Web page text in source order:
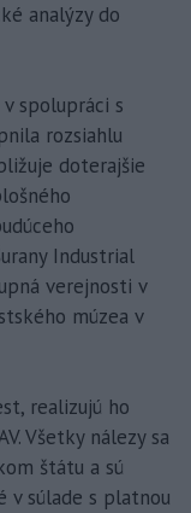
analýzy do
spolupráci s
rozsiahlu
doterajšie
Industrial
verejnosti v
múzea v
realizujú ho
Všetky nálezy sa
štátu a sú
v súlade s platnou